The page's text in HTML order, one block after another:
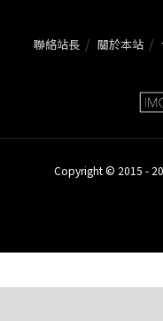
聯絡站長 關於本站
Copyright © 2015 -